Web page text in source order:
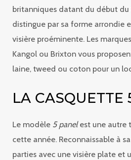
britanniques datant du début du
distingue par sa forme arrondie
visière proéminente. Les
Kangol ou Brixton vous
laine, tweed ou coton pour un
LA CASQUETTE
Le modèle 5 panelest une autre
cette année. Reconnaissable à
parties avec une visière plate et